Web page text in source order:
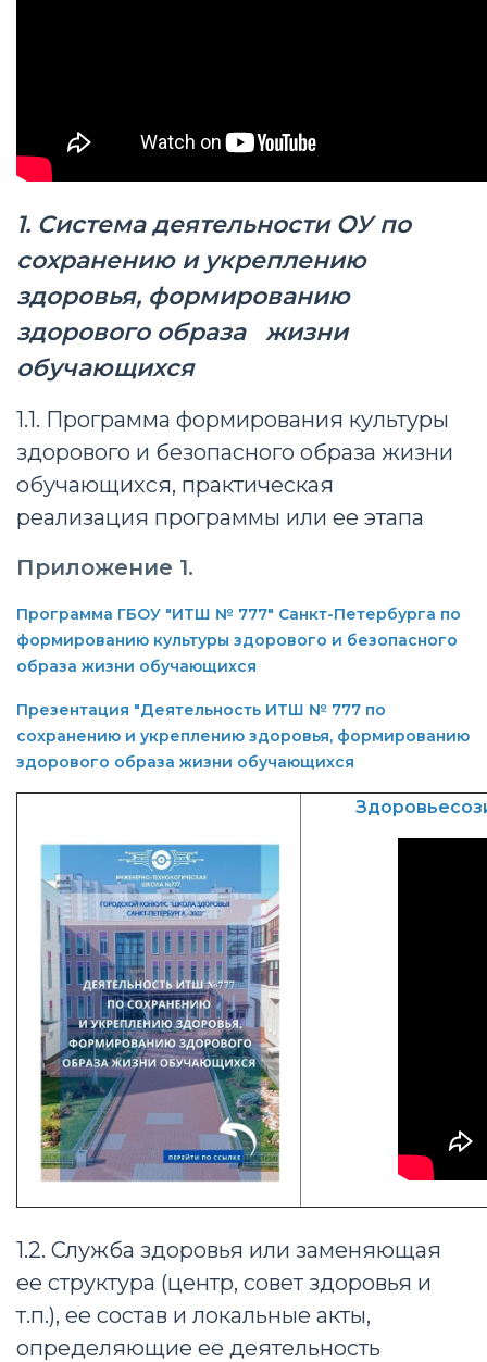
1. Система деятельности ОУ по
сохранению и укреплению
здоровья, формированию
здорового образа жизни
обучающихся
1.1. Программа формирования культуры
здорового и безопасного образа жизни
обучающихся, практическая
реализация программы или ее этапа
Приложение 1.
Программа ГБОУ "ИТШ № 777" Санкт-Петербурга по
формированию культуры здорового и безопасного
образа жизни обучающихся
Презентация "Деятельность ИТШ № 777 по
сохранению и укреплению здоровья, формированию
здорового образа жизни обучающихся
1.2. Служба здоровья или заменяющая
ее структура (центр, совет здоровья и
т.п.), ее состав и локальные акты,
определяющие ее деятельность